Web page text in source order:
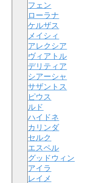
フェン
ローラナ
ケルザス
メイシィ
アレクシア
ヴィアトル
デリティア
シアーシャ
サザントス
ピウス
ルド
ハイドネ
カリンダ
セルク
エスペル
グッドウィン
アイラ
レイメ